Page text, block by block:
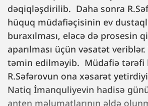
dəqiqləşdirilib. Daha sonra
hüquq müdafiəçisinin ev
buraxılması, eləcə də prosesin
aparılması üçün vəsatət
təmin edilməyib. Müdafiə tərəfi
R.Səfərovun ona xəsarət
Natiq İmanquliyevin hadisə
anten məlumatlarının əldə